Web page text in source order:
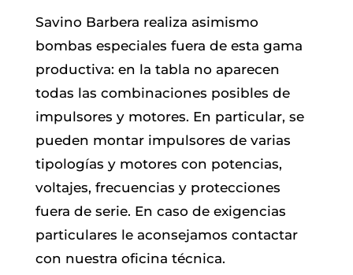
Savino Barbera realiza asimismo
bombas especiales fuera de esta gama
productiva: en la tabla no aparecen
todas las combinaciones posibles de
impulsores y motores. En particular, se
pueden montar impulsores de varias
tipologías y motores con potencias,
voltajes, frecuencias y protecciones
fuera de serie. En caso de exigencias
particulares le aconsejamos contactar
con nuestra oficina técnica.